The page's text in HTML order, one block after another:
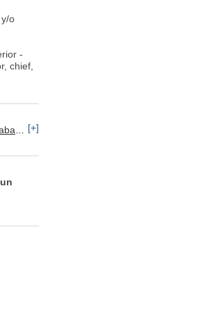
o
-
chief,
[+]